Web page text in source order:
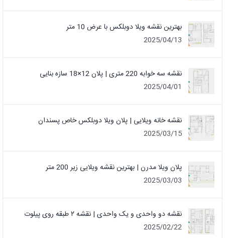
بهترین نقشه ویلا دوبلکس با عرض 10 متر
2025/04/13
نقشه سه خوابه 220 متری | پلان 12×18 سازه بنایی
2025/04/01
نقشه خانه ویلایی | پلان ویلا دوبلکس خاص پسندان
2025/03/15
پلان ویلا مدرن | بهترین نقشه ویلایی زیر 200 متر
2025/03/03
نقشه دو واحدی و یک واحدی | نقشه ۲ طبقه روی پیلوت
2025/02/22